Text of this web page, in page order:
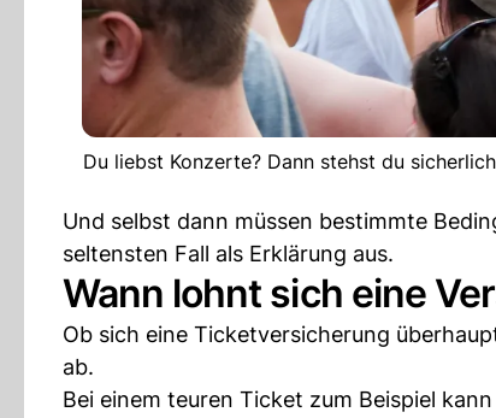
Du liebst Konzerte? Dann stehst du
Und selbst dann müssen bestimmte
seltensten Fall als Erklärung aus.
Wann lohnt sich eine
Ob sich eine Ticketversicherung
ab.
Bei einem teuren Ticket zum Beispiel